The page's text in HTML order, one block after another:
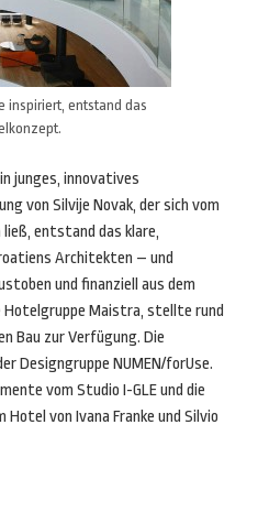
inspiriert, entstand das
junges, innovatives
von Silvije Novak, der sich vom
entstand das klare,
Architekten – und
und finanziell aus dem
Hotelgruppe Maistra, stellte rund
Bau zur Verfügung. Die
Designgruppe NUMEN/forUse.
vom Studio I-GLE und die
von Ivana Franke und Silvio